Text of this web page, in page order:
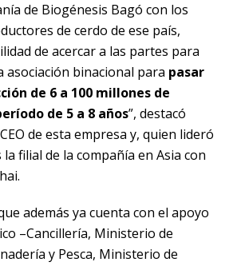
de Biogénesis Bagó con los
de cerdo de ese país,
de acercar a las partes para
asociación binacional para pasar
de 6 a 100 millones de
de 5 a 8 años”, destacó
de esta empresa y, quien lideró
filial de la compañía en Asia con
además ya cuenta con el apoyo
–Cancillería, Ministerio de
y Pesca, Ministerio de